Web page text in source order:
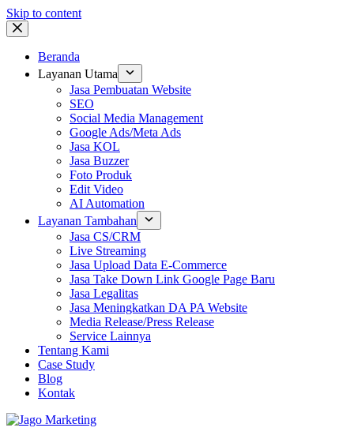
Skip to content
Beranda
Layanan Utama
Jasa Pembuatan Website
SEO
Social Media Management
Google Ads/Meta Ads
Jasa KOL
Jasa Buzzer
Foto Produk
Edit Video
AI Automation
Layanan Tambahan
Jasa CS/CRM
Live Streaming
Jasa Upload Data E-Commerce
Jasa Take Down Link Google Page Baru
Jasa Legalitas
Jasa Meningkatkan DA PA Website
Media Release/Press Release
Service Lainnya
Tentang Kami
Case Study
Blog
Kontak